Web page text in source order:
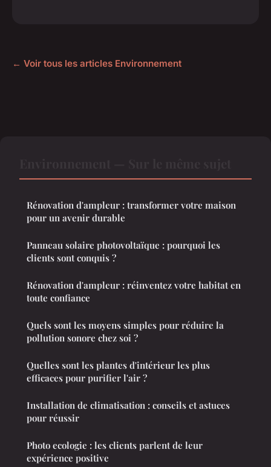
← Voir tous les articles Environnement
Rénovation d'ampleur : transformer votre maison
pour un avenir durable
Panneau solaire photovoltaïque : pourquoi les
clients sont conquis ?
Rénovation d'ampleur : réinventez votre habitat en
toute confiance
Quels sont les moyens simples pour réduire la
pollution sonore chez soi ?
Quelles sont les plantes d'intérieur les plus
efficaces pour purifier l'air ?
Installation de climatisation : conseils et astuces
pour réussir
Photo ecologie : les clients parlent de leur
expérience positive